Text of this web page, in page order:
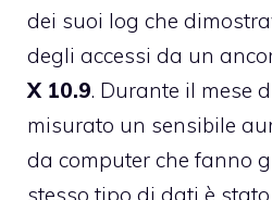
dei suoi log che
degli accessi da un
X 10.9. Durante il mese
misurato un sensibile
da computer che fanno